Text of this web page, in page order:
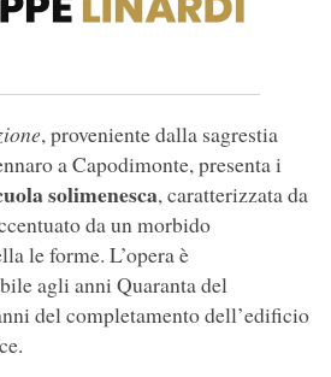
, proveniente dalla sagrestia
a Capodimonte, presenta i
solimenesca, caratterizzata da
da un morbido
le forme. L’opera è
agli anni Quaranta del
del completamento dell’edificio